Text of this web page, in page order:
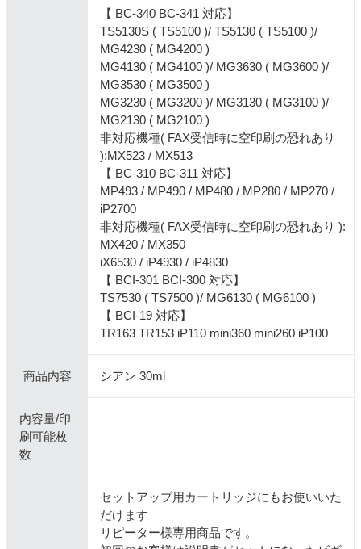
【 BC-340 BC-341 対応】
TS5130S ( TS5100 )/ TS5130 ( TS5100 )/
MG4230 ( MG4200 )
MG4130 ( MG4100 )/ MG3630 ( MG3600 )/
MG3530 ( MG3500 )
MG3230 ( MG3200 )/ MG3130 ( MG3100 )/
MG2130 ( MG2100 )
非対応機種( FAX受信時に空印刷の恐れあり
):MX523 / MX513
【 BC-310 BC-311 対応】
MP493 / MP490 / MP480 / MP280 / MP270 /
iP2700
非対応機種( FAX受信時に空印刷の恐れあり ):
MX420 / MX350
iX6530 / iP4930 / iP4830
【 BCI-301 BCI-300 対応】
TS7530 ( TS7500 )/ MG6130 ( MG6100 )
【 BCI-19 対応】
TR163 TR153 iP110 mini360 mini260 iP100
商品内容 シアン 30ml
内容量/印
刷可能枚
数
セットアップ用カートリッジにもお使いいた
だけます
リピーター様専用商品です。